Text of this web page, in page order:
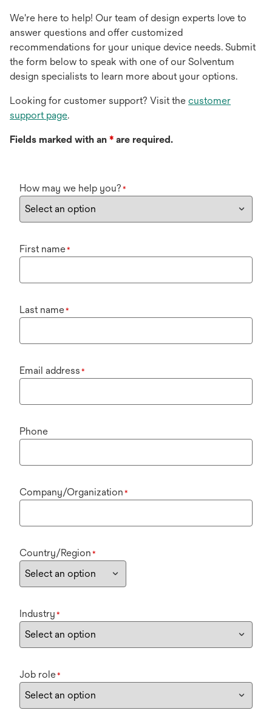
We're here to help! Our team of design experts love to
answer questions and offer customized
recommendations for your unique device needs. Submit
the form below to speak with one of our Solventum
design specialists to learn more about your options.
Looking for customer support? Visit the customer
support page.
Fields marked with an * are required.
How may we help you? *
First name*
Last name*
Email address *
Phone
Company/Organization *
Country/Region *
Industry *
Job role*